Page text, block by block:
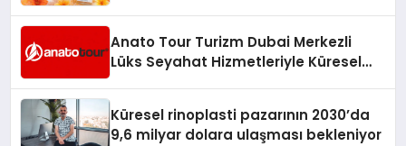
Anato Tour Turizm Dubai Merkezli
Lüks Seyahat Hizmetleriyle Küresel
Küresel rinoplasti pazarının 2030’da
9,6 milyar dolara ulaşması bekleniyor